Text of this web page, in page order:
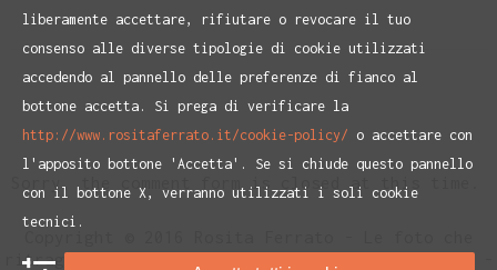
Sorry, the comment form is closed at this time.
ritraggono Rosita Ferrato sono di Paolo Ranzani -
liberamente accettare, rifiutare o revocare il tuo
consenso alle diverse tipologie di cookie utilizzati
accedendo al pannello delle preferenze di fianco al
bottone accetta. Si prega di verificare la
http://www.rositaferrato.it/cookie-policy/ o accettare con
l'apposito bottone 'Accetta'. Se si chiude questo pannello
con il bottone X, verranno utilizzati i soli cookie
tecnici.